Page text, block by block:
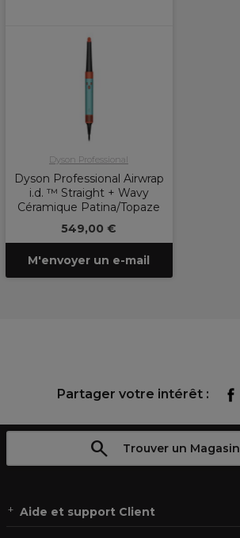
Dyson Professional
Dyson Professional Airwrap
i.d. ™ Straight + Wavy
Céramique Patina/Topaze
549,00 €
M'envoyer un e-mail
Partager votre intérêt :
Trouver un Magasin
Aide et support Client